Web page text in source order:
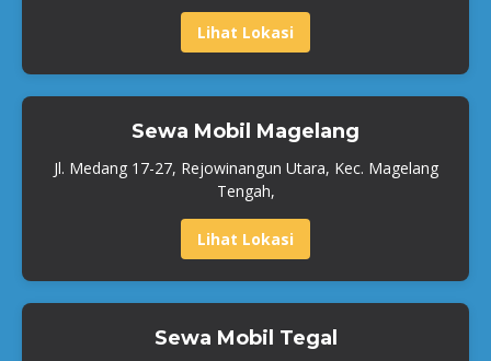
Lihat Lokasi
Sewa Mobil Magelang
Jl. Medang 17-27, Rejowinangun Utara, Kec. Magelang
Tengah,
Lihat Lokasi
Sewa Mobil Tegal